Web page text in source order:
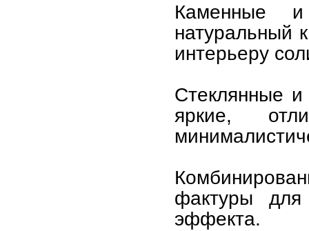
Каменные и
натуральный
интерьеру
Стеклянные
яркие,
фактуры для
эффекта.